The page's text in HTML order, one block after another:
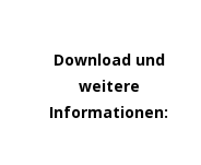
Download und
weitere
Informationen: